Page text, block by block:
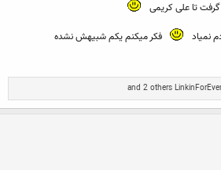
تا علی کریمی
نمیاد
فکر میکنم یکم شبیهش نشده
LinkinForEver